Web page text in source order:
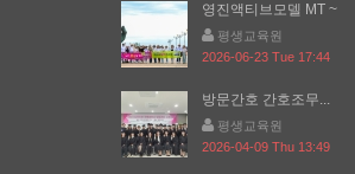
영진액티브모델 MT ~
평생교육원
2026-06-23 Tue 17:44
방문간호 간호조무...
평생교육원
2026-04-09 Thu 13:49